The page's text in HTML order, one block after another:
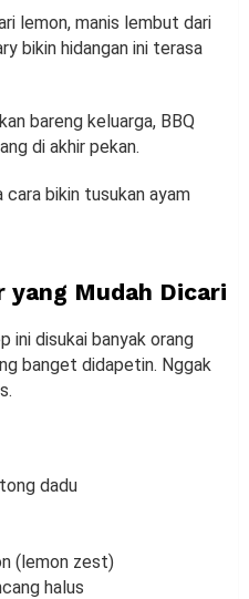
lemon, manis lembut dari
bikin hidangan ini terasa
bareng keluarga, BBQ
di akhir pekan.
bikin tusukan ayam
yang Mudah Dicari
ini disukai banyak orang
banget didapetin. Nggak
dadu
(lemon zest)
halus